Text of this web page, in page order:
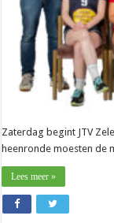
Zaterdag begint JTV
heenronde moesten de
Lees meer »